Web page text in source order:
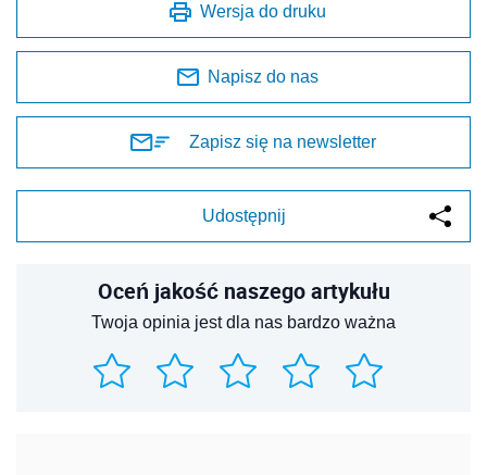
Wersja do druku
Napisz do nas
Zapisz się na newsletter
Udostępnij
Oceń jakość naszego artykułu
Twoja opinia jest dla nas bardzo ważna